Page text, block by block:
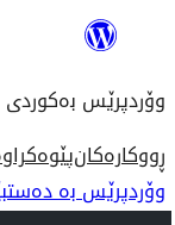
ناوەڕۆک
وۆردپرێس بەکوردی
ڕووکارەکان
وۆردپرێس بە